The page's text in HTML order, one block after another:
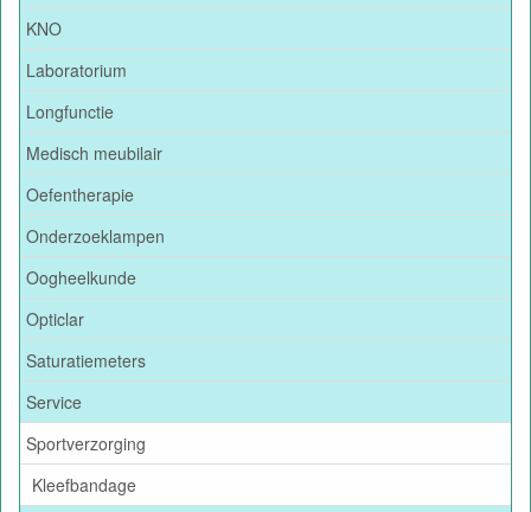
KNO
Laboratorium
Longfunctie
Medisch meubilair
Oefentherapie
Onderzoeklampen
Oogheelkunde
Opticlar
Saturatiemeters
Service
Sportverzorging
Kleefbandage